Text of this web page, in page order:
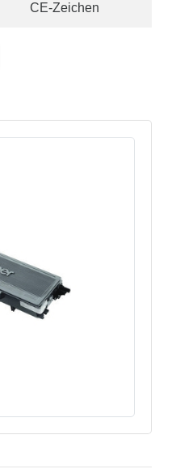
CE-Zeichen